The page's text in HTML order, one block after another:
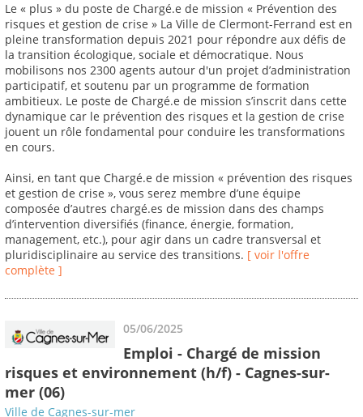
Le « plus » du poste de Chargé.e de mission « Prévention des
risques et gestion de crise » La Ville de Clermont-Ferrand est en
pleine transformation depuis 2021 pour répondre aux défis de
la transition écologique, sociale et démocratique. Nous
mobilisons nos 2300 agents autour d'un projet d’administration
participatif, et soutenu par un programme de formation
ambitieux. Le poste de Chargé.e de mission s’inscrit dans cette
dynamique car le prévention des risques et la gestion de crise
jouent un rôle fondamental pour conduire les transformations
en cours.
Ainsi, en tant que Chargé.e de mission « prévention des risques
et gestion de crise », vous serez membre d’une équipe
composée d’autres chargé.es de mission dans des champs
d’intervention diversifiés (finance, énergie, formation,
management, etc.), pour agir dans un cadre transversal et
pluridisciplinaire au service des transitions. [ voir l'offre
complète ]
05/06/2025
Emploi - Chargé de mission
risques et environnement (h/f) - Cagnes-sur-
mer (06)
Ville de Cagnes-sur-mer